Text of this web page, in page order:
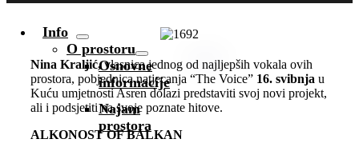
Info
O prostoru
Osnovne
informacije
Najam
prostora
Nina Kraljić,vlasnica jednog od najljepših vokala ovih
prostora, pobjednica natjecanja “The Voice” 16. svibnja u
Kuću umjetnosti Asren dolazi predstaviti svoj novi projekt,
ali i podsjetiti na svoje poznate hitove.
ALKONOST OF BALKAN